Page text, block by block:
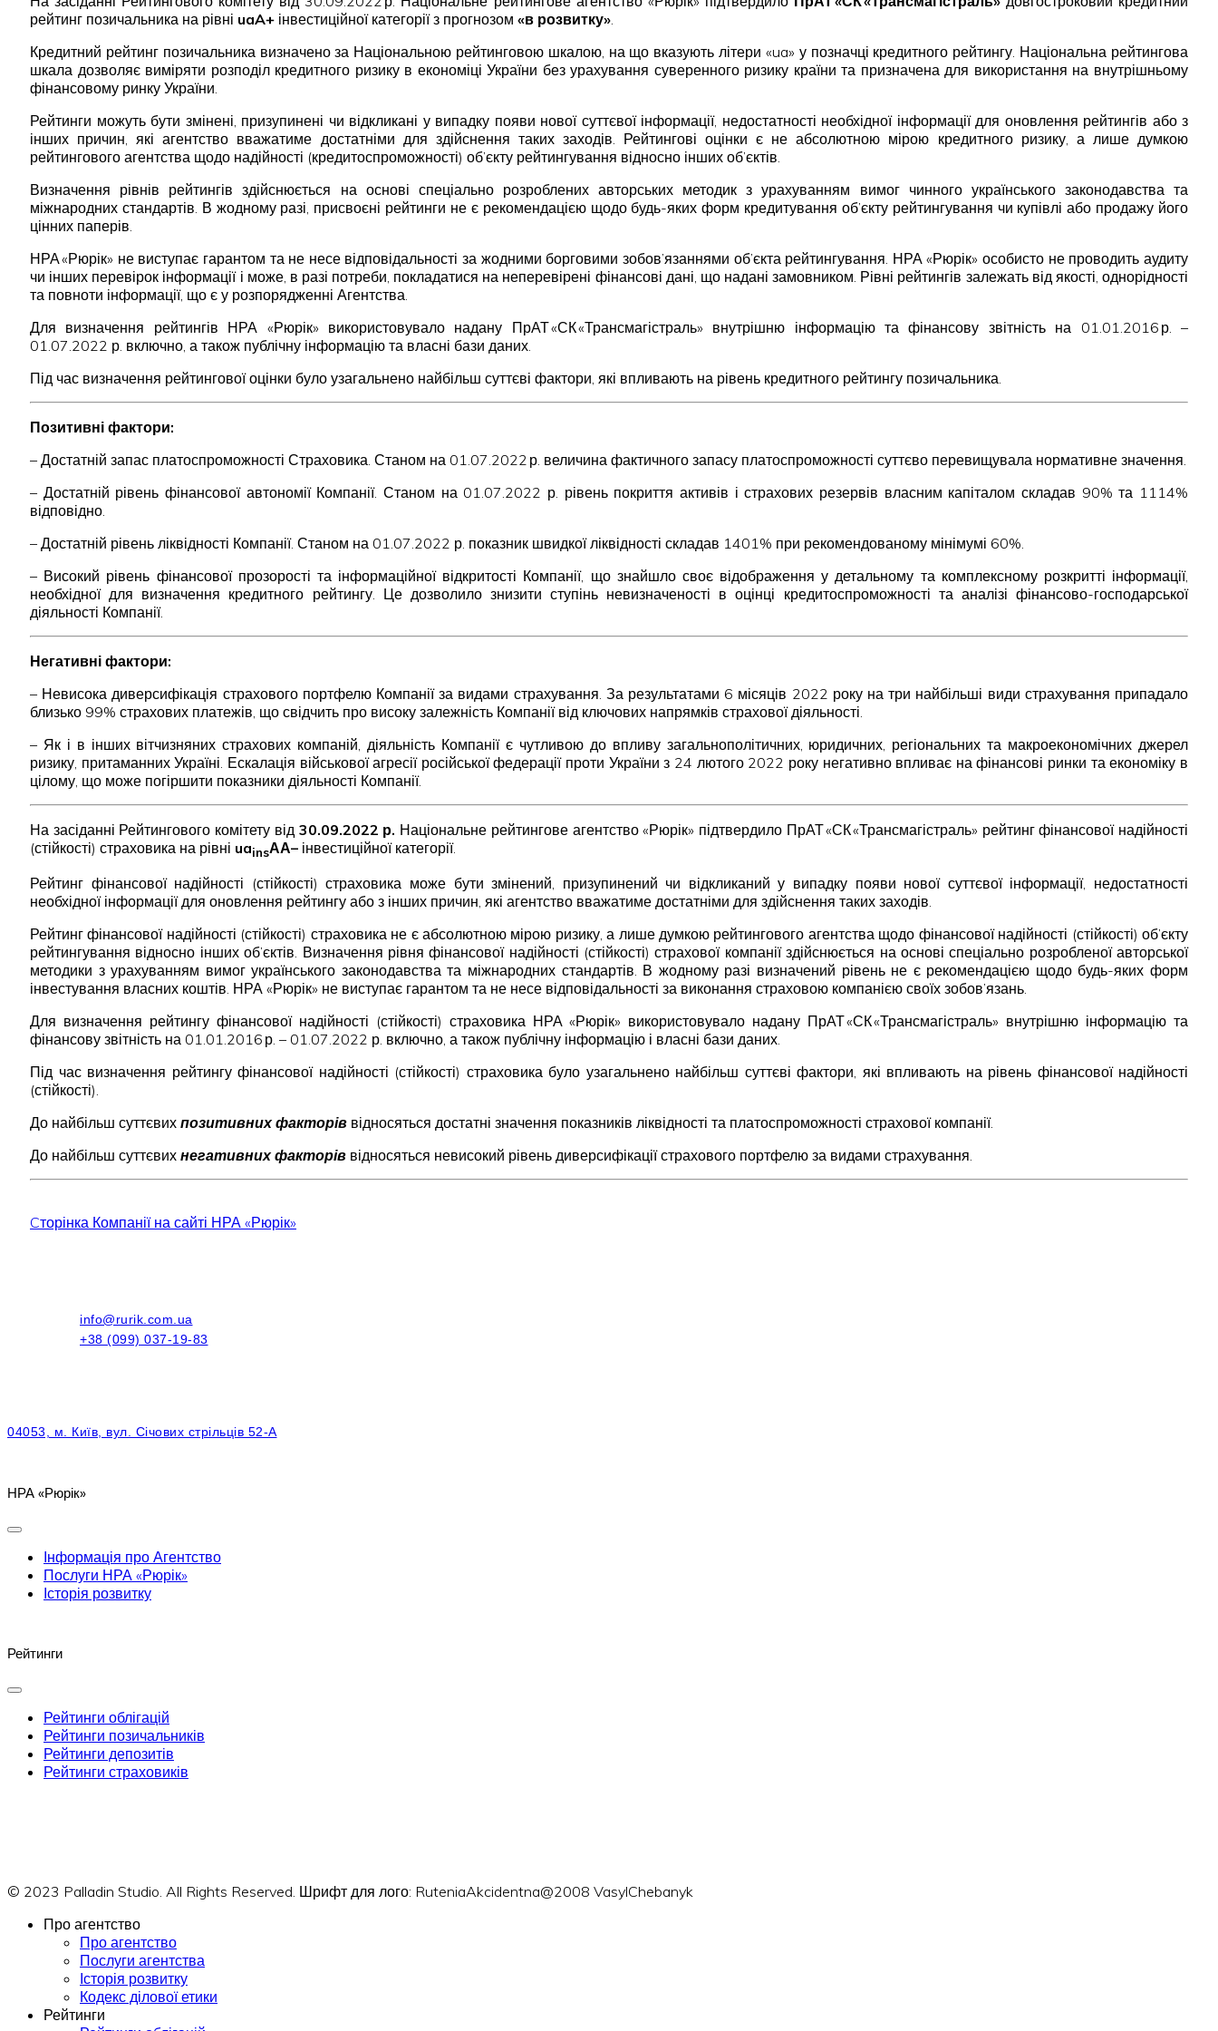
рейтинг позичальника на рівні uaA+ інвестиційної категорії з прогнозом «в розвитку»
Кредитний рейтинг позичальника визначено за Національною рейтинговою шкалою, на що вказують літери «ua» у позначці кредитного рейтингу. Національна рейтингова
шкала дозволяє виміряти розподіл кредитного ризику в економіці України без урахування суверенного ризику країни та призначена для використання на внутрішньому
фінансовому ринку України.
Рейтинги можуть бути змінені, призупинені чи відкликані у випадку появи нової суттєвої інформації, недостатності необхідної інформації для оновлення рейтингів або з
інших причин, які агентство вважатиме достатніми для здійснення таких заходів. Рейтингові оцінки є не абсолютною мірою кредитного ризику, а лише думкою
рейтингового агентства щодо надійності (кредитоспроможності) об’єкту рейтингування відносно інших об’єктів.
Визначення рівнів рейтингів здійснюється на основі спеціально розроблених авторських методик з урахуванням вимог чинного українського законодавства та
міжнародних стандартів. В жодному разі, присвоєні рейтинги не є рекомендацією щодо будь-яких форм кредитування об’єкту рейтингування чи купівлі або продажу його
цінних паперів.
НРА «Рюрік» не виступає гарантом та не несе відповідальності за жодними борговими зобов’язаннями об’єкта рейтингування. НРА «Рюрік» особисто не проводить аудиту
чи інших перевірок інформації і може, в разі потреби, покладатися на неперевірені фінансові дані, що надані замовником. Рівні рейтингів залежать від якості, однорідності
та повноти інформації, що є у розпорядженні Агентства.
Для визначення рейтингів НРА «Рюрік» використовувало надану ПрАТ «СК «Трансмагістраль» внутрішню інформацію та фінансову звітність на 01.01.2016 р. –
01.07.2022 р. включно, а також публічну інформацію та власні бази даних.
Під час визначення рейтингової оцінки було узагальнено найбільш суттєві фактори, які впливають на рівень кредитного рейтингу позичальника.
Позитивні фактори:
– Достатній запас платоспроможності Страховика. Станом на 01.07.2022 р. величина фактичного запасу платоспроможності суттєво перевищувала нормативне значення.
– Достатній рівень фінансової автономії Компанії. Станом на 01.07.2022 р. рівень покриття активів і страхових резервів власним капіталом складав 90% та 1114%
відповідно.
– Достатній рівень ліквідності Компанії. Станом на 01.07.2022 р. показник швидкої ліквідності складав 1401% при рекомендованому мінімумі 60%.
– Високий рівень фінансової прозорості та інформаційної відкритості Компанії, що знайшло своє відображення у детальному та комплексному розкритті інформації,
необхідної для визначення кредитного рейтингу. Це дозволило знизити ступінь невизначеності в оцінці кредитоспроможності та аналізі фінансово-господарської
діяльності Компанії.
Негативні фактори:
– Невисока диверсифікація страхового портфелю Компанії за видами страхування. За результатами 6 місяців 2022 року на три найбільші види страхування припадало
близько 99% страхових платежів, що свідчить про високу залежність Компанії від ключових напрямків страхової діяльності.
– Як і в інших вітчизняних страхових компаній, діяльність Компанії є чутливою до впливу загальнополітичних, юридичних, регіональних та макроекономічних джерел
ризику, притаманних Україні. Ескалація військової агресії російської федерації проти України з 24 лютого 2022 року негативно впливає на фінансові ринки та економіку в
цілому, що може погіршити показники діяльності Компанії.
На засіданні Рейтингового комітету від 30.09.2022 р. Національне рейтингове агентство «Рюрік» підтвердило ПрАТ «СК «Трансмагістраль» рейтинг фінансової надійності
(стійкості) страховика на рівні uainsАА– інвестиційної категорії.
Рейтинг фінансової надійності (стійкості) страховика може бути змінений, призупинений чи відкликаний у випадку появи нової суттєвої інформації, недостатності
необхідної інформації для оновлення рейтингу або з інших причин, які агентство вважатиме достатніми для здійснення таких заходів.
Рейтинг фінансової надійності (стійкості) страховика не є абсолютною мірою ризику, а лише думкою рейтингового агентства щодо фінансової надійності (стійкості) об’єкту
рейтингування відносно інших об’єктів. Визначення рівня фінансової надійності (стійкості) страхової компанії здійснюється на основі спеціально розробленої авторської
методики з урахуванням вимог українського законодавства та міжнародних стандартів. В жодному разі визначений рівень не є рекомендацією щодо будь-яких форм
інвестування власних коштів. НРА «Рюрік» не виступає гарантом та не несе відповідальності за виконання страховою компанією своїх зобов’язань.
Для визначення рейтингу фінансової надійності (стійкості) страховика НРА «Рюрік» використовувало надану ПрАТ «СК «Трансмагістраль» внутрішню інформацію та
фінансову звітність на 01.01.2016 р. – 01.07.2022 р. включно, а також публічну інформацію і власні бази даних.
Під час визначення рейтингу фінансової надійності (стійкості) страховика було узагальнено найбільш суттєві фактори, які впливають на рівень фінансової надійності
(стійкості).
До найбільш суттєвих позитивних факторів відносяться достатні значення показників ліквідності та платоспроможності страхової компанії.
До найбільш суттєвих негативних факторів відносяться невисокий рівень диверсифікації страхового портфелю за видами страхування.
Cторінка Компанії на сайті НРА «Рюрік»
info@rurik.com.ua
+38 (099) 037-19-83
04053, м. Київ, вул. Січових стрільців 52-А
НРА «Рюрік»
Інформація про Агентство
Послуги НРА «Рюрік»
Історія розвитку
Рейтинги
Рейтинги облігацій
Рейтинги позичальників
Рейтинги депозитів
Рейтинги страховиків
© 2023 Palladin Studio. All Rights Reserved. Шрифт для лого: RuteniaAkcidentna@2008 VasylChebanyk
Про агентство
Про агентство
Послуги агентства
Історія розвитку
Кодекс ділової етики
Рейтинги